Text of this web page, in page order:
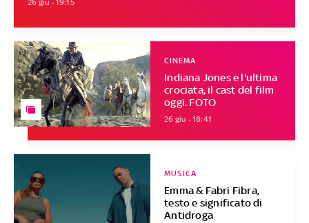
26 giu - 19:15
Indiana Jones e l'ultima
crociata, il cast del film
oggi. FOTO
CINEMA
26 giu - 18:41
Emma & Fabri Fibra,
testo e significato di
Antidroga
MUSICA